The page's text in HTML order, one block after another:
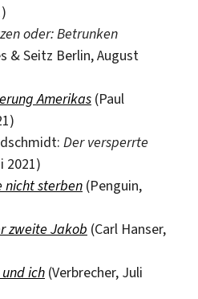
oder: Betrunken
& Seitz Berlin, August
Amerikas(Paul
Der versperrte
2021)
nicht sterben(Penguin,
zweite Jakob (Carl Hanser,
ich(Verbrecher, Juli